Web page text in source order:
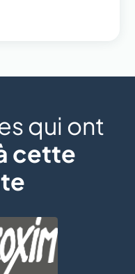
qui ont
cette